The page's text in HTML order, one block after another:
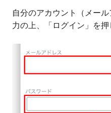
自分のアカウント（メー
力の上、「ログイン」を押